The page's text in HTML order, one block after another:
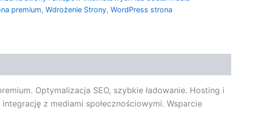
premium, Wdrożenie Strony, WordPress strona
Optymalizacja SEO, szybkie ładowanie. Hosting i
z mediami społecznościowymi. Wsparcie